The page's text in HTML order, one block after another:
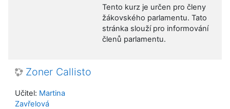
Tento kurz je určen pro členy
žákovského parlamentu. Tato
stránka slouží pro informování
členů parlamentu.
Zoner Callisto
Učitel: Martina
Zavřelová